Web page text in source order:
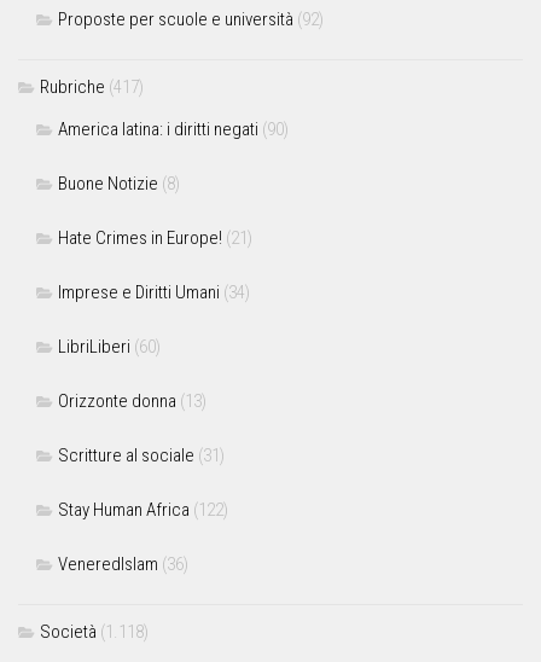
Proposte per scuole e università (92)
Rubriche (417)
America latina: i diritti negati (90)
Buone Notizie (8)
Hate Crimes in Europe! (21)
Imprese e Diritti Umani (34)
LibriLiberi (60)
Orizzonte donna (13)
Scritture al sociale (31)
Stay Human Africa (122)
VeneredIslam (36)
Società (1.118)